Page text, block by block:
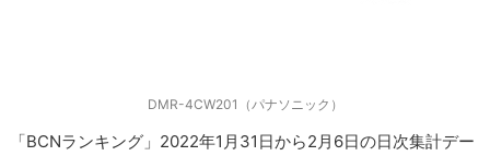
DMR-4CW201（パナソニック）
「BCNランキング」2022年1月31日から2月6日の日次集計デー